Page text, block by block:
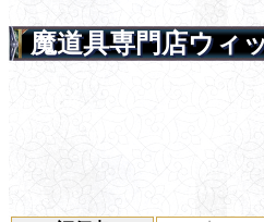
魔道具専門店ウィ